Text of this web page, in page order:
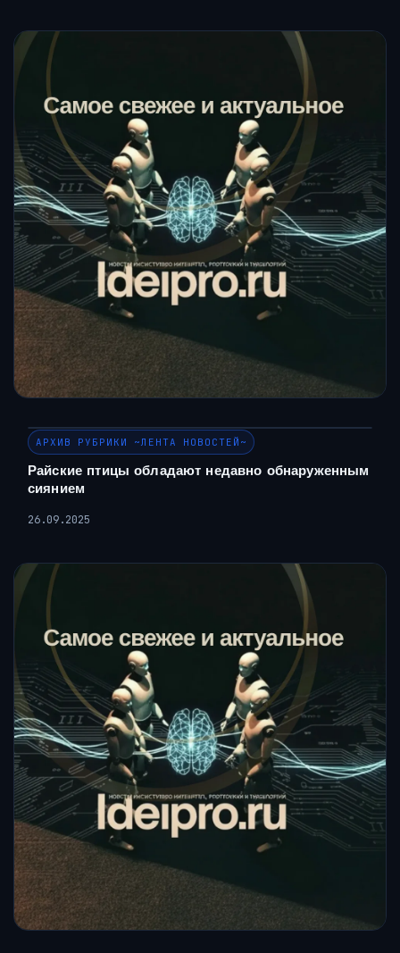
АРХИВ РУБРИКИ ~ЛЕНТА НОВОСТЕЙ~
Райские птицы обладают недавно обнаруженным
сиянием
26.09.2025